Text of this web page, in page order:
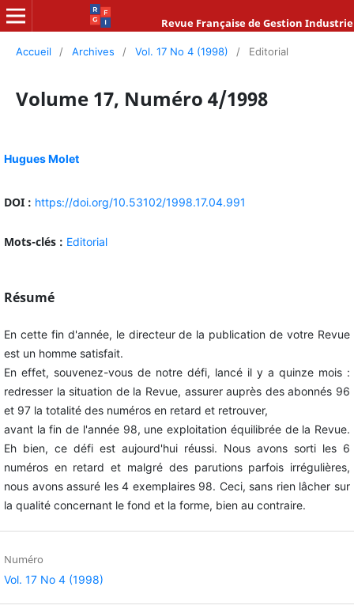
Revue Française de Gestion
Accueil / Archives / Vol. 17 No 4 (1998) / Editorial
Volume 17, Numéro 4/1998
Hugues Molet
DOI : https://doi.org/10.53102/1998.17.04.991
Mots-clés : Editorial
Résumé
En cette fin d'année, le directeur de la publication de votre Revue
est un homme satisfait.
En effet, souvenez-vous de notre défi, lancé il y a quinze mois :
redresser la situation de la Revue, assurer auprès des abonnés 96
et 97 la totalité des numéros en retard et retrouver,
avant la fin de l'année 98, une exploitation équilibrée de la Revue.
Eh bien, ce défi est aujourd'hui réussi. Nous avons sorti les 6
numéros en retard et malgré des parutions parfois irrégulières,
nous avons assuré les 4 exemplaires 98. Ceci, sans rien lâcher sur
la qualité concernant le fond et la forme, bien au contraire.
Numéro
Vol. 17 No 4 (1998)